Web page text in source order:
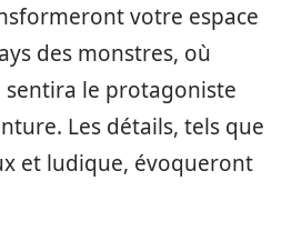
votre espace
des monstres, où
sentira le protagoniste
Les détails, tels que
et ludique, évoqueront